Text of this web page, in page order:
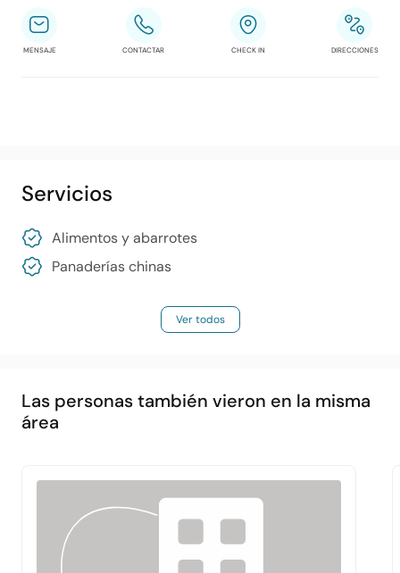
MENSAJE CONTACTAR CHECK IN DIRECCIONES
Servicios
Alimentos y abarrotes
Panaderías chinas
Ver todos
Las personas también vieron en la misma
área